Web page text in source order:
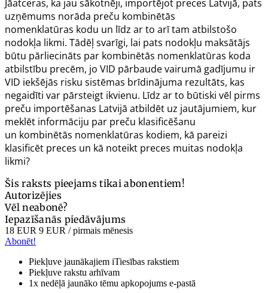
Jāatceras, ka jau sākotnēji, importējot preces Latvijā, pats
uzņēmums norāda preču kombinētās
nomenklatūras kodu un līdz ar to arī tam atbilstošo
nodokļa likmi. Tādēļ svarīgi, lai pats nodokļu maksātājs
būtu pārliecināts par kombinētās nomenklatūras koda
atbilstību precēm, jo VID pārbaude vairumā gadījumu ir
VID iekšējās risku sistēmas brīdinājuma rezultāts, kas
negaidīti var pārsteigt ikvienu. Līdz ar to būtiski vēl pirms
preču importēšanas Latvijā atbildēt uz jautājumiem, kur
meklēt informāciju par preču klasificēšanu
un kombinētās nomenklatūras kodiem, kā pareizi
klasificēt preces un kā noteikt preces muitas nodokļa
likmi?
Šis raksts pieejams tikai abonentiem!
Autorizējies
Vēl neabonē?
Iepazīšanās piedāvājums
18 EUR 9 EUR / pirmais mēnesis
Abonēt!
Piekļuve jaunākajiem iTiesības rakstiem
Piekļuve rakstu arhīvam
1x nedēļā jaunāko tēmu apkopojums e-pastā